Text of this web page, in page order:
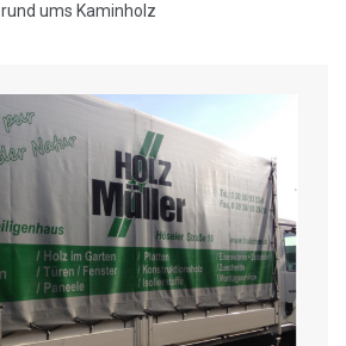
rund ums Kaminholz